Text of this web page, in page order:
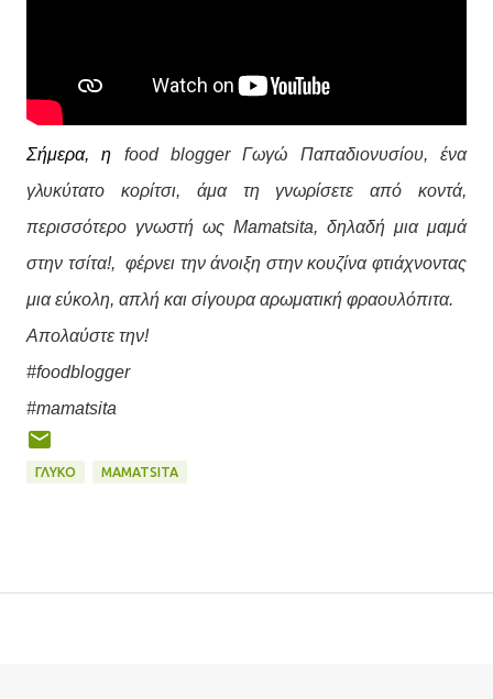
Σήμερα, η food blogger Γωγώ Παπαδιονυσίου, ένα
γλυκύτατο κορίτσι, άμα τη γνωρίσετε από κοντά,
περισσότερο γνωστή ως Mamatsita, δηλαδή μια μαμά
στην τσίτα!, φέρνει την άνοιξη στην κουζίνα φτιάχνοντας
μια εύκολη, απλή και σίγουρα αρωματική φραουλόπιτα.
Απολαύστε την!
#foodblogger
#mamatsita
ΓΛΥΚΌ MAMATSITA